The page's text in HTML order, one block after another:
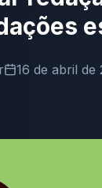
16 de abril de